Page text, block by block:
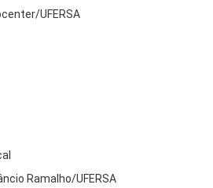
UFERSA
Ramalho/UFERSA